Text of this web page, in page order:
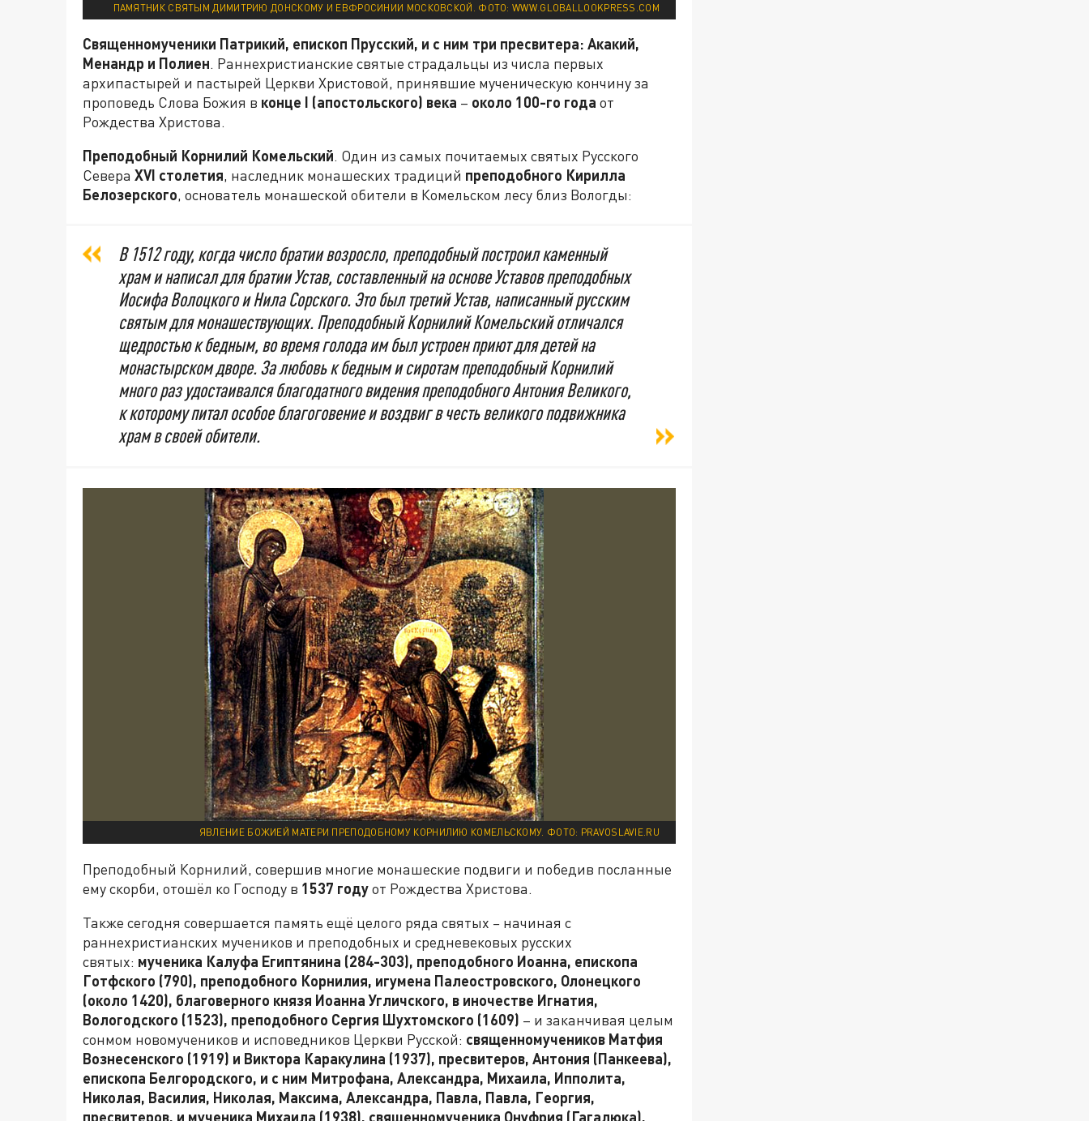
ПАМЯТНИК СВЯТЫМ ДИМИТРИЮ ДОНСКОМУ И ЕВФРОСИНИИ МОСКОВСКОЙ. ФОТО: WWW.GLOBALLOOKPRESS.COM
Священномученики Патрикий, епископ Прусский, и с ним три пресвитера: Акакий,
Менандр и Полиен. Раннехристианские святые страдальцы из числа первых
архипастырей и пастырей Церкви Христовой, принявшие мученическую кончину за
проповедь Слова Божия в конце I (апостольского) века – около 100-го года от
Рождества Христова.
Преподобный Корнилий Комельский. Один из самых почитаемых святых Русского
Севера XVI столетия, наследник монашеских традиций преподобного Кирилла
Белозерского, основатель монашеской обители в Комельском лесу близ Вологды:
В 1512 году, когда число братии возросло, преподобный построил каменный
храм и написал для братии Устав, составленный на основе Уставов преподобных
Иосифа Волоцкого и Нила Сорского. Это был третий Устав, написанный русским
святым для монашествующих. Преподобный Корнилий Комельский отличался
щедростью к бедным, во время голода им был устроен приют для детей на
монастырском дворе. За любовь к бедным и сиротам преподобный Корнилий
много раз удостаивался благодатного видения преподобного Антония Великого,
к которому питал особое благоговение и воздвиг в честь великого подвижника
храм в своей обители.
ЯВЛЕНИЕ БОЖИЕЙ МАТЕРИ ПРЕПОДОБНОМУ КОРНИЛИЮ КОМЕЛЬСКОМУ. ФОТО: PRAVOSLAVIE.RU
Преподобный Корнилий, совершив многие монашеские подвиги и победив посланные
ему скорби, отошёл ко Господу в 1537 годуот Рождества Христова.
Также сегодня совершается память ещё целого ряда святых – начиная с
раннехристианских мучеников и преподобных и средневековых русских
святых: мученика Калуфа Египтянина (284-303), преподобного Иоанна, епископа
Готфского (790), преподобного Корнилия, игумена Палеостровского, Олонецкого
(около 1420), благоверного князя Иоанна Угличского, в иночестве Игнатия,
Вологодского (1523), преподобного Сергия Шухтомского (1609) – и заканчивая целым
сонмом новомучеников и исповедников Церкви Русской: священномучеников Матфия
Вознесенского (1919) и Виктора Каракулина (1937), пресвитеров, Антония (Панкеева),
епископа Белгородского, и с ним Митрофана, Александра, Михаила, Ипполита,
Николая, Василия, Николая, Максима, Александра, Павла, Павла, Георгия,
пресвитеров, и мученика Михаила (1938), священномученика Онуфрия (Гагалюка),